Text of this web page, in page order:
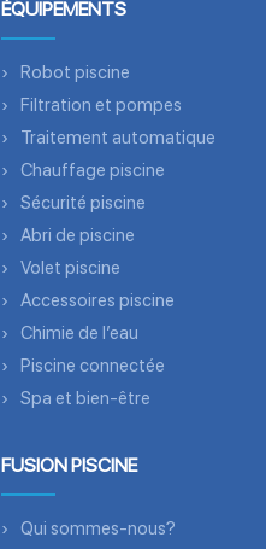
ÉQUIPEMENTS
Robot piscine
Filtration et pompes
Traitement automatique
Chauffage piscine
Sécurité piscine
Abri de piscine
Volet piscine
Accessoires piscine
Chimie de l’eau
Piscine connectée
Spa et bien-être
FUSION PISCINE
Qui sommes-nous?